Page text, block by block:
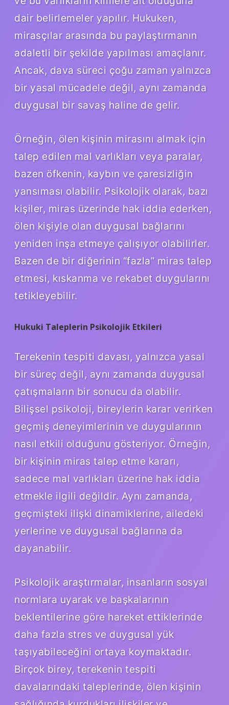
dair belirlemeler yapılır. Hukuken,
mirasçılar arasında bu paylaştırmanın
adaletli bir şekilde yapılması amaçlanır.
Ancak, dava süreci çoğu zaman yalnızca
bir yasal mücadele değil, aynı zamanda
duygusal bir savaş haline de gelir.
Örneğin, ölen kişinin mirasını almak için
talep edilen mal varlıkları veya paralar,
bazen öfkenin, kaybın ve çaresizliğin
yansıması olabilir. Psikolojik olarak, bazı
kişiler, miras üzerinde hak iddia ederken,
ölen kişiyle olan duygusal bağlarını
yeniden inşa etmeye çalışıyor olabilirler.
Bazen de bir diğerinin “fazla” miras talep
etmesi, kıskanma ve rekabet duygularını
tetikleyebilir.
Hukuki Taleplerin Psikolojik Etkileri
Terekenin tespiti davası, yalnızca yasal
bir süreç değil, aynı zamanda duygusal
çatışmaların bir sonucu da olabilir.
Bilişsel psikoloji, bireylerin karar verirken
geçmiş deneyimlerinin ve duygularının
nasıl etkili olduğunu gösteriyor. Örneğin,
bir kişinin miras talep etme kararı,
sadece mal varlıkları üzerine hak iddia
etmekle ilgili değildir. Aynı zamanda,
geçmişteki ilişki dinamiklerine, ailedeki
yerlerine ve duygusal bağlarına da
dayanabilir.
Psikolojik araştırmalar, insanların sosyal
normlara uyarak ve başkalarının
beklentilerine göre hareket ettiklerinde
daha fazla stres ve duygusal yük
taşıyabileceğini ortaya koymaktadır.
Birçok birey, terekenin tespiti
davalarındaki taleplerinde, ölen kişinin